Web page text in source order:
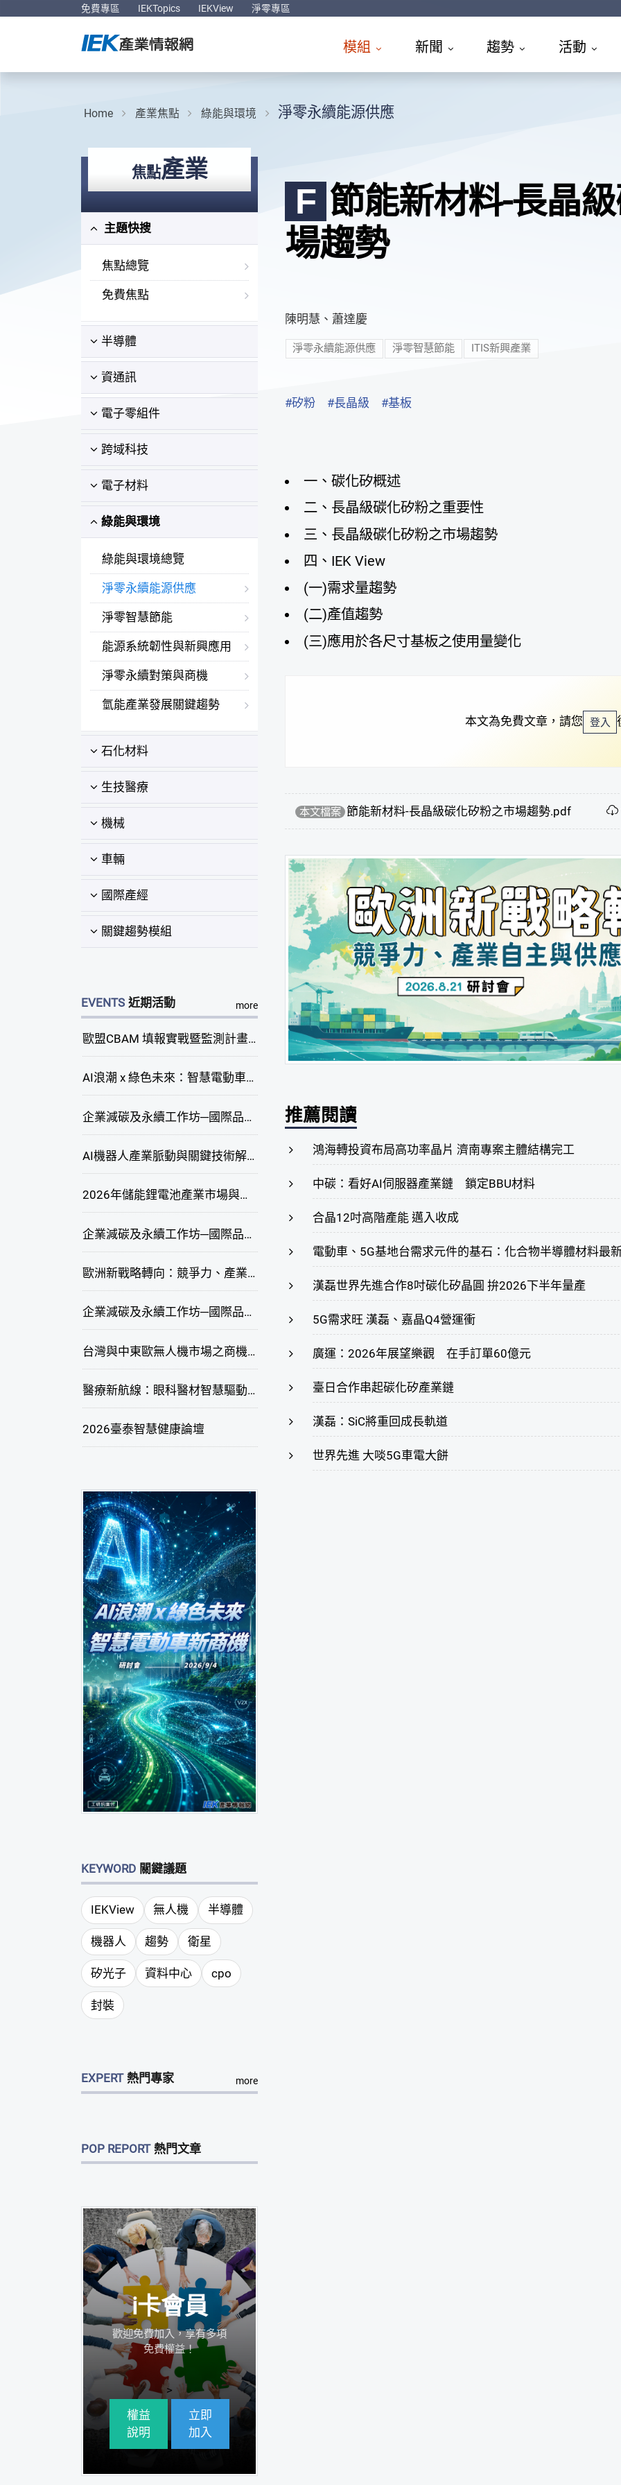
免費專區 IEKTopics IEKView 淨零專區
模組 新聞 趨勢 活動
Home 產業焦點 綠能與環境 淨零永續能源供應
焦點產業
主題快搜
焦點總覽
免費焦點
半導體
資通訊
電子零組件
跨域科技
電子材料
綠能與環境
綠能與環境總覽
淨零永續能源供應
淨零智慧節能
能源系統韌性與新興應用
淨零永續對策與商機
氫能產業發展關鍵趨勢
石化材料
生技醫療
機械
車輛
國際產經
關鍵趨勢模組
EVENTS 近期活動 more
歐盟CBAM 填報實戰暨監測計畫說明會(臺中場)
AI浪潮 x 綠色未來：智慧電動車新商機研討會
企業減碳及永續工作坊─國際品牌綠色供應鏈永續管理與實務演練(臺中場)
AI機器人產業脈動與關鍵技術解析研討會
2026年儲能鋰電池產業市場與技術發展線上研討會
企業減碳及永續工作坊─國際品牌綠色供應鏈永續管理與實務演練(高雄場)
歐洲新戰略轉向：競爭力、產業自主與供應鏈重塑線上研討會
企業減碳及永續工作坊─國際品牌綠色供應鏈永續管理與實務演練(臺北場)
台灣與中東歐無人機市場之商機與挑戰座談會
醫療新航線：眼科醫材智慧驅動，數位醫療落地布局線上研討會
2026臺泰智慧健康論壇
KEYWORD 關鍵議題
IEKView 無人機 半導體
機器人 趨勢 衛星
矽光子 資料中心 cpo
封裝
EXPERT 熱門專家 more
POP REPORT 熱門文章
i卡會員
歡迎免費加入，享有多項
免費權益！
>
權益
說明
立即
加入
F 節能新材料-長晶
場趨勢
陳明慧 、 蕭達慶
淨零永續能源供應 淨零智慧節能 ITIS新興產業
#矽粉 #長晶級 #基板
一、碳化矽概述
二、長晶級碳化矽粉之重要性
三、長晶級碳化矽粉之市場趨勢
四、IEK View
(一)需求量趨勢
(二)產值趨勢
(三)應用於各尺寸基板之使用量變化
本文為免費文章，請您 登入
本文檔案 節能新材料-長晶級碳化矽粉之市場趨勢.pdf
推薦閱讀
鴻海轉投資布局高功率晶片 濟南專案主體結構完工
中碳：看好AI伺服器產業鏈 鎖定BBU材料
合晶12吋高階產能 邁入收成
電動車、5G基地台需求元件的基石：化合物半導體材料最
漢磊世界先進合作8吋碳化矽晶圓 拚2026下半年量產
5G需求旺 漢磊、嘉晶Q4營運衝
廣運：2026年展望樂觀 在手訂單60億元
臺日合作串起碳化矽產業鏈
漢磊：SiC將重回成長軌道
世界先進 大啖5G車電大餅